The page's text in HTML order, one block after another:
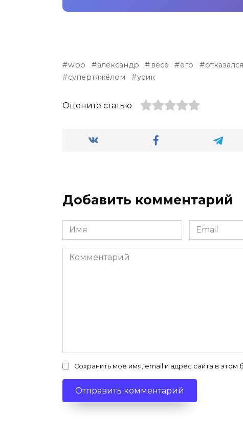
wbo александр весе его отказался
супертяжёлом
усик
Оцените статью
Добавить комментарий
Имя
*
Email
*
Комментарий
Сохранить моё имя, email и адрес сайта в